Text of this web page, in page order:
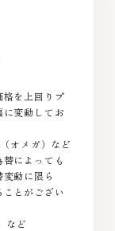
格を上回りプ
変動してお
オメガ）など
によっても
動に限ら
とがござい
など